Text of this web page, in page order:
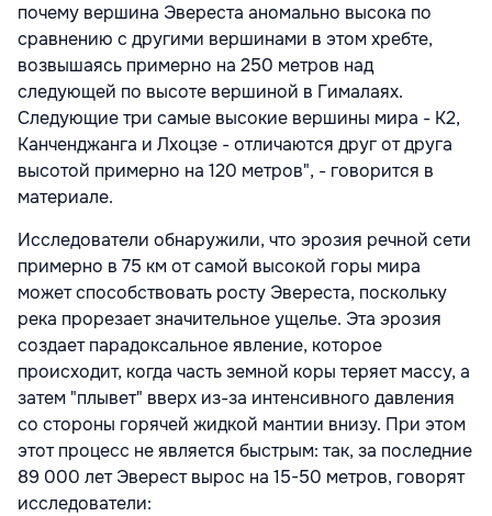
почему вершина Эвереста аномально высока по
сравнению с другими вершинами в этом хребте,
возвышаясь примерно на 250 метров над
следующей по высоте вершиной в Гималаях.
Следующие три самые высокие вершины мира - К2,
Канченджанга и Лхоцзе - отличаются друг от друга
высотой примерно на 120 метров", - говорится в
материале.
Исследователи обнаружили, что эрозия речной сети
примерно в 75 км от самой высокой горы мира
может способствовать росту Эвереста, поскольку
река прорезает значительное ущелье. Эта эрозия
создает парадоксальное явление, которое
происходит, когда часть земной коры теряет массу, а
затем "плывет" вверх из-за интенсивного давления
со стороны горячей жидкой мантии внизу. При этом
этот процесс не является быстрым: так, за последние
89 000 лет Эверест вырос на 15-50 метров, говорят
исследователи: